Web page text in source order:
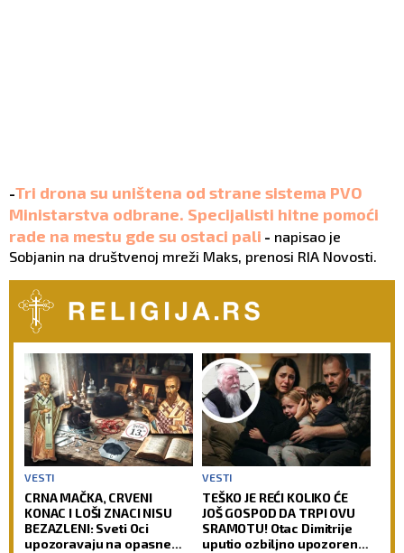
-Tri drona su uništena od strane sistema PVO
Ministarstva odbrane. Specijalisti hitne pomoći
rade na mestu gde su ostaci pali - napisao je
Sobjanin na društvenoj mreži Maks, prenosi RIA Novosti.
VESTI
CRNA MAČKA, CRVENI
KONAC I LOŠI ZNACI NISU
BEZAZLENI: Sveti Oci
upozoravaju na opasne
VESTI
TEŠKO JE REĆI KOLIKO ĆE
JOŠ GOSPOD DA TRPI OVU
SRAMOTU! Otac Dimitrije
uputio ozbiljno upozorenje